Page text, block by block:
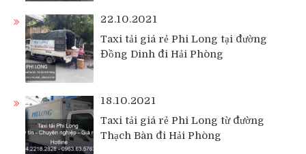
22.10.2021
Taxi tải giá rẻ Phi Long tại đường
Đồng Dinh đi Hải Phòng
18.10.2021
Taxi tải giá rẻ Phi Long từ đường
Thạch Bàn đi Hải Phòng